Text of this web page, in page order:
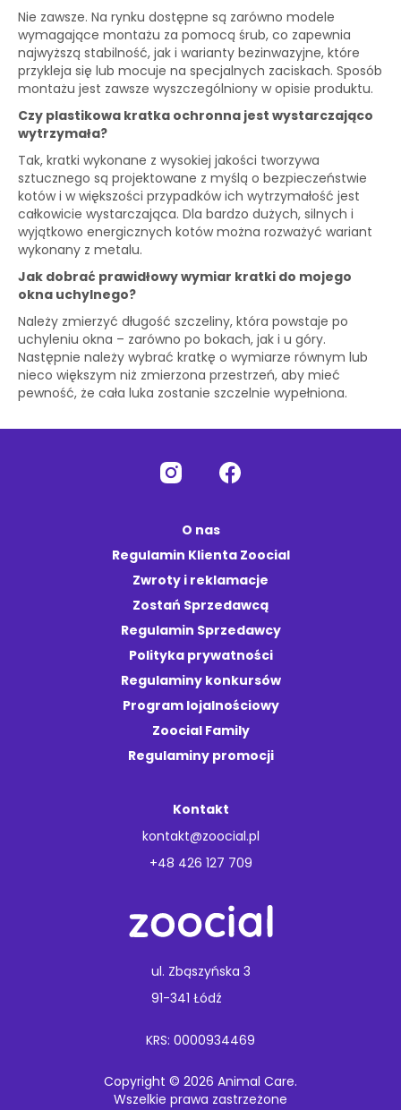
Nie zawsze. Na rynku dostępne są zarówno modele
wymagające montażu za pomocą śrub, co zapewnia
najwyższą stabilność, jak i warianty bezinwazyjne, które
przykleja się lub mocuje na specjalnych zaciskach. Sposób
montażu jest zawsze wyszczególniony w opisie produktu.
Czy plastikowa kratka ochronna jest wystarczająco
wytrzymała?
Tak, kratki wykonane z wysokiej jakości tworzywa
sztucznego są projektowane z myślą o bezpieczeństwie
kotów i w większości przypadków ich wytrzymałość jest
całkowicie wystarczająca. Dla bardzo dużych, silnych i
wyjątkowo energicznych kotów można rozważyć wariant
wykonany z metalu.
Jak dobrać prawidłowy wymiar kratki do mojego
okna uchylnego?
Należy zmierzyć długość szczeliny, która powstaje po
uchyleniu okna – zarówno po bokach, jak i u góry.
Następnie należy wybrać kratkę o wymiarze równym lub
nieco większym niż zmierzona przestrzeń, aby mieć
pewność, że cała luka zostanie szczelnie wypełniona.
O nas
Regulamin Klienta Zoocial
Zwroty i reklamacje
Zostań Sprzedawcą
Regulamin Sprzedawcy
Polityka prywatności
Regulaminy konkursów
Program lojalnościowy
Zoocial Family
Regulaminy promocji
Kontakt
kontakt@zoocial.pl
+48 426 127 709
ul. Zbąszyńska 3
91-341 Łódź
KRS: 0000934469
Copyright © 2026 Animal Care.
Wszelkie prawa zastrzeżone